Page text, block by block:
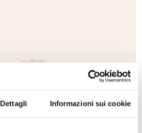
Dettagli Informazioni sui cookie